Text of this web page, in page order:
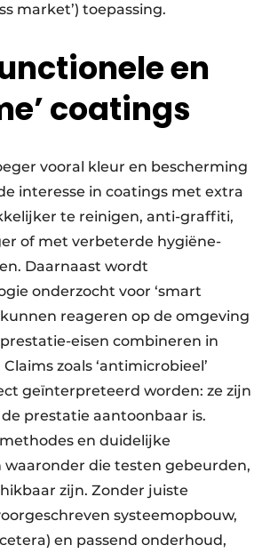
market’) toepassing.
en
coatings
vooral kleur en bescherming
interesse in coatings met extra
te reinigen, anti-graffiti,
of met verbeterde hygiëne-
Daarnaast wordt
onderzocht voor ‘smart
kunnen reageren op de omgeving
eisen combineren in
zoals ‘antimicrobieel’
geïnterpreteerd worden: ze zijn
de prestatie aantoonbaar is.
en duidelijke
waaronder die testen gebeurden,
zijn. Zonder juiste
systeemopbouw,
en passend onderhoud,